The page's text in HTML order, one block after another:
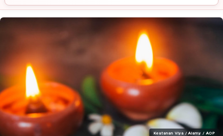
Keatanan Viya / Alamy / AOP